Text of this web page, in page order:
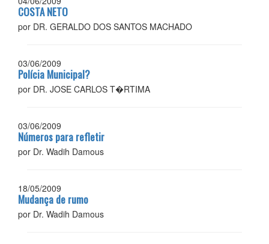
COSTA NETO
por DR. GERALDO DOS SANTOS MACHADO
03/06/2009
Polícia Municipal?
por DR. JOSE CARLOS T�RTIMA
03/06/2009
Números para refletir
por Dr. Wadih Damous
18/05/2009
Mudança de rumo
por Dr. Wadih Damous